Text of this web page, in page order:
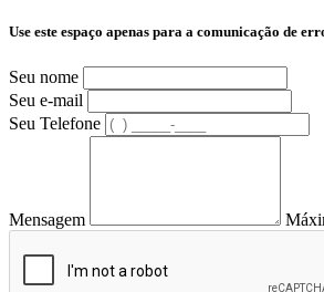
Use este espaço apenas para a comunicação de
Seu nome
Seu e-mail
Seu Telefone
Mensagem